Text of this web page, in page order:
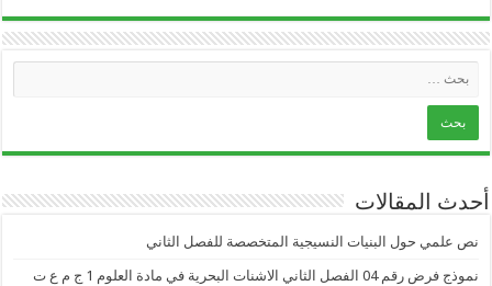
أحدث المقالات
نص علمي حول البنيات النسيجية المتخصصة للفصل الثاني
نموذج فرض رقم 04 الفصل الثاني الاشنات البحرية في مادة العلوم 1 ج م ع ت